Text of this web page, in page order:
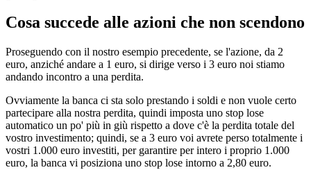
Cosa succede alle azioni che non scendono
Proseguendo con il nostro esempio precedente, se l'azione, da 2
euro, anziché andare a 1 euro, si dirige verso i 3 euro noi stiamo
andando incontro a una perdita.
Ovviamente la banca ci sta solo prestando i soldi e non vuole certo
partecipare alla nostra perdita, quindi imposta uno stop lose
automatico un po' più in giù rispetto a dove c'è la perdita totale del
vostro investimento; quindi, se a 3 euro voi avrete perso totalmente i
vostri 1.000 euro investiti, per garantire per intero i proprio 1.000
euro, la banca vi posiziona uno stop lose intorno a 2,80 euro.